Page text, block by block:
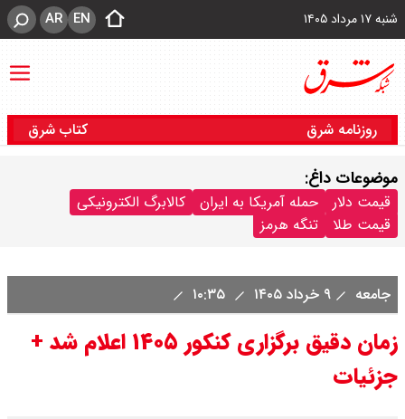
شنبه ۱۷ مرداد ۱۴۰۵ EN
AR
روزنامه شرق کتاب شرق
موضوعات داغ:
قیمت دلار حمله آمریکا به ایران
کالابرگ الکترونیکی
قیمت طلا
تنگه هرمز
جامعه ۹ خرداد ۱۴۰۵
زمان دقیق برگزاری کنکور ۱۴۰۵ اعلام شد +
جزئیات